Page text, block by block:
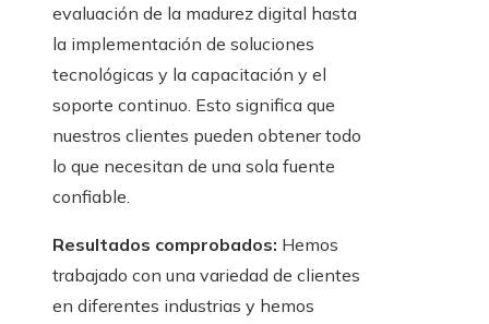
evaluación de la madurez digital hasta
la implementación de soluciones
tecnológicas y la capacitación y el
soporte continuo. Esto significa que
nuestros clientes pueden obtener todo
lo que necesitan de una sola fuente
confiable.
Resultados comprobados: Hemos
trabajado con una variedad de clientes
en diferentes industrias y hemos